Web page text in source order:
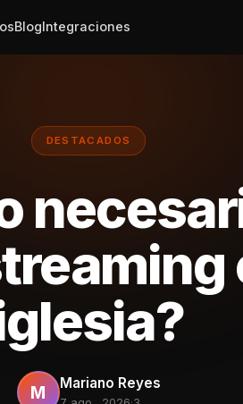
BlogIntegraciones
DESTACADOS
M Mariano Reyes